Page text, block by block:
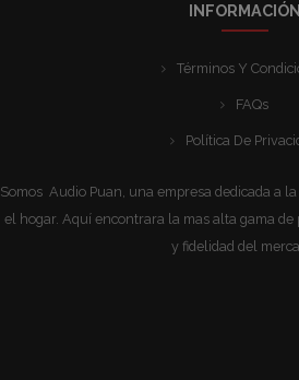
INFORMACIÓN
Términos Y
FAQs
Política De
Somos Audio Puan, una empresa dedicada a
el hogar. Aquí encontrara la mas alta gama de
y fidelidad del